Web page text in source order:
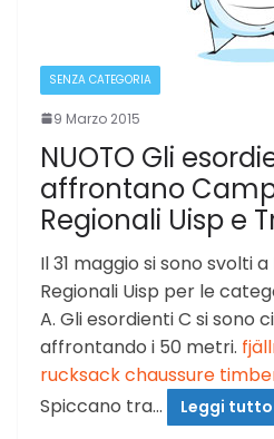
SENZA CATEGORIA
9 Marzo 2015
NUOTO Gli
affrontano
Regionali Uisp e
Il 31 maggio si sono svolti
Regionali Uisp per le
A. Gli esordienti C si sono
affrontando i 50 metri.
rucksackchaussure
Spiccano tra…
Leggi tutto